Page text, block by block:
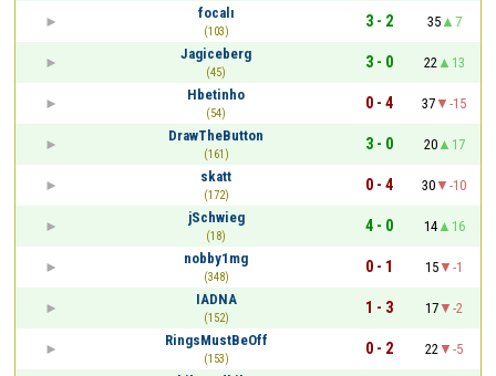
focalı
(103)
3 - 2 35
7
Jagiceberg
(45)
3 - 0 22
13
Hbetinho
(54)
0 - 4 37
-15
DrawTheButton
(161)
3 - 0 20
17
skatt
(172)
0 - 4 30
-10
jSchwieg
(18)
4 - 0 14
16
nobby1mg
(348)
0 - 1 15
-1
IADNA
(152)
1 - 3 17
-2
RingsMustBeOff
(153)
0 - 2 22
-5